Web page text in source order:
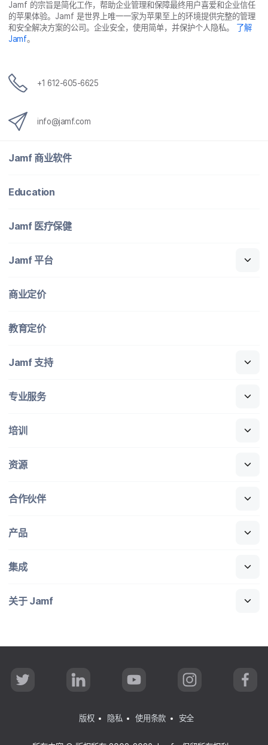
Jamf 的​宗旨​是​简化​工作，​帮助​企业​管理​和​保障​最​终​用​户​喜爱​和​企业​信任​
的​苹果​体验。 Jamf是​世界​上​唯​一​一​家​为​苹果​至​上​的​环境​提供​完整​的​管理​
和​安全​解决​方案​的​公司。​企业​安全，​使用​简单，​并​保护​个​人​隐私。
了解
Jamf。
+1 612-605-6625
info@jamf.com
Jamf 商业​软件
Education
Jamf 医​疗​保健
Jamf平台
商业定​价
教育定​价
Jamf 支持
专业​服务
培训
资源
合作​伙伴
产品
集成
关于Jamf
版权 隐私 使用条款 安全
T
w
L
i
e
d
Y
o
u
b
I
n
a
g
F
a